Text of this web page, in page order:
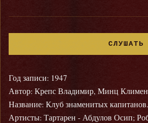
СЛУШАТЬ
Год записи: 1947
Автор: Крепс Владимир, Минц
Название: Клуб знаменитых
Артисты: Тартарен - Абдулов Осип;